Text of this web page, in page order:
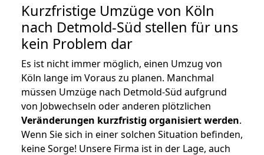
Kurzfristige Umzüge von Köln
nach Detmold-Süd stellen für uns
kein Problem dar
Es ist nicht immer möglich, einen Umzug von
Köln lange im Voraus zu planen. Manchmal
müssen Umzüge nach Detmold-Süd aufgrund
von Jobwechseln oder anderen plötzlichen
Veränderungen kurzfristig organisiert werden.
Wenn Sie sich in einer solchen Situation befinden,
keine Sorge! Unsere Firma ist in der Lage, auch